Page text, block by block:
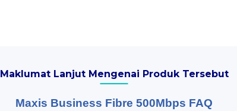
Maklumat Lanjut Mengenai Produk Tersebut
Maxis Business Fibre 500Mbps FAQ